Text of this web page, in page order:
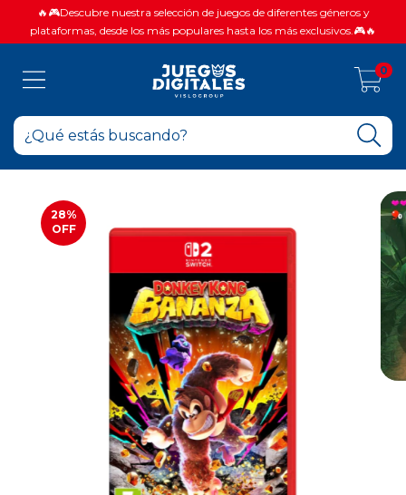
🔥🎮Descubre nuestra selección de juegos de diferentes géneros y
plataformas, desde los más populares hasta los más exclusivos.🎮🔥
0
28%
OFF